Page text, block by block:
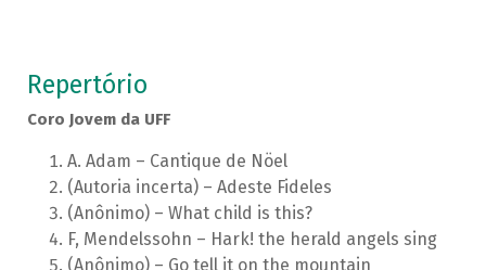
Repertório
Coro Jovem da UFF
A. Adam – Cantique de Nöel
(Autoria incerta) – Adeste Fideles
(Anônimo) – What child is this?
F, Mendelssohn – Hark! the herald angels sing
(Anônimo) – Go tell it on the mountain